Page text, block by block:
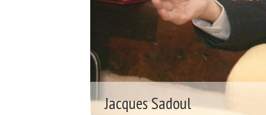
Jacques Sadoul